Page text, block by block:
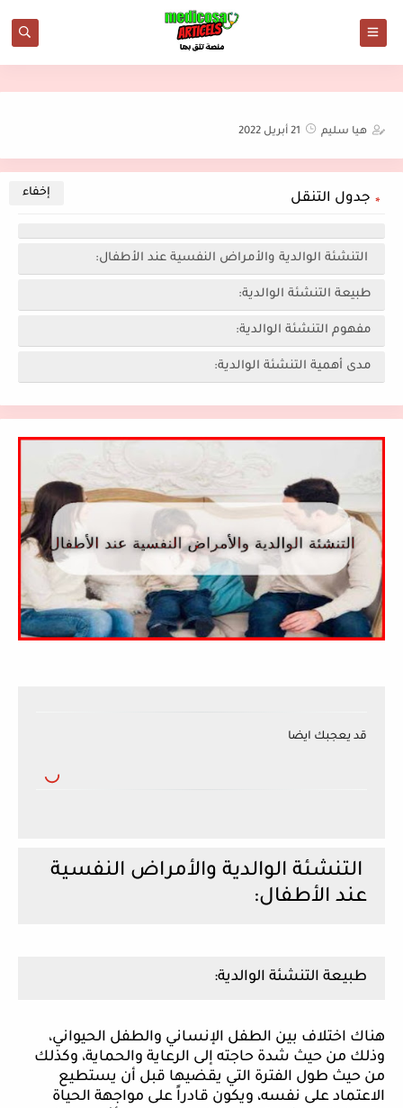
هيا سليم 21 أبريل 2022
جدول التنقل
التنشئة الوالدية والأمراض النفسية عند الأطفال:
طبيعة التنشئة الوالدية:
مفهوم التنشئة الوالدية:
مدى أهمية التنشئة الوالدية:
قد يعجبك ايضا
التنشئة الوالدية والأمراض النفسية
عند الأطفال:
طبيعة التنشئة الوالدية:
هناك اختلاف بين الطفل الإنساني والطفل الحيواني،
وذلك من حيث شدة حاجته إلى الرعاية والحماية، وكذلك
من حيث طول الفترة التي يقضيها قبل أن يستطيع
الاعتماد على نفسه، ويكون قادراً على مواجهة الحياة